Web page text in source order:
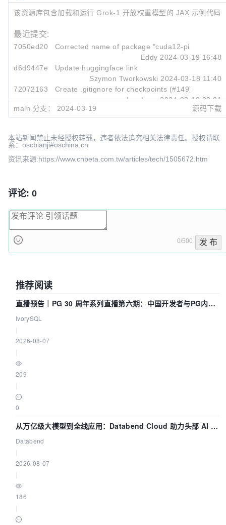
该资源库包含加载和运行 Grok-1 开放权重模型的 JAX 示例代码
最近提交:
7050ed20
Corrected name of package "cuda12-pip" (#194)
Eddy 2024-03-19 16:48
d6d9447e
Update huggingface link
Szymon Tworkowski 2024-03-18 11:40
72072163
Create .gitignore for checkpoints (#149)
Lve Lvee 2024-03-19 02:01
main 分支：
2024-03-19 源码下载
本站新闻禁止未经授权转载，违者依法追究相关法律责任。授权请联
系：oscbianji#oschina.cn
资讯来源:https://www.cnbeta.com.tw/articles/tech/1505672.htm
评论: 0
0/500 发 布
推荐阅读
直播预告｜PG 30 周年系列直播第六期：中国开发者与PG内核
——我们改得动吗？我们贡献了什么？
IvorySQL
2026-08-07
209
0
从万亿级大模型到全线应用：Databend Cloud 助力头部 AI 企
业构建全链路 Trace 数据管道
Databend
2026-08-07
186